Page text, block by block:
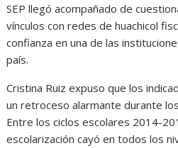
SEP llegó acompañado de
vínculos con redes de huachicol
confianza en una de las
país.
Cristina Ruiz expuso que los
un retroceso alarmante durante
Entre los ciclos escolares 2014-
escolarización cayó en todos los